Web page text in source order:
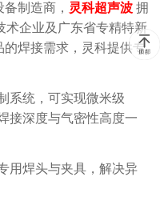
制造商， 灵科超声波 拥
术企业及广东省专精特新
焊接需求，灵科提供专
系统，可实现微米级
接深度与气密性高度一
用焊头与夹具，解决异